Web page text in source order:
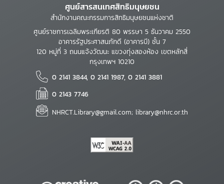
ศูนย์สารสนเทศสิทธิมนุษยชน
สำนักงานคณะกรรมการสิทธิมนุษยชนแห่งชาติ
ศูนย์ราชการเฉลิมพระเกียรติ 80 พรรษา 5 ธันวาคม 2550
อาคารรัฐประศาสนภักดี (อาคารบี) ชั้น 7
120 หมู่ที่ 3 ถนนแจ้งวัฒนะ แขวงทุ่งสองห้อง เขตหลักสี่
กรุงเทพฯ 10210
0 2141 3844, 0 2141 1987, 0 2141 3881
0 2143 7746
NHRCT.Library@gmail.com; library@nhrc.or.th